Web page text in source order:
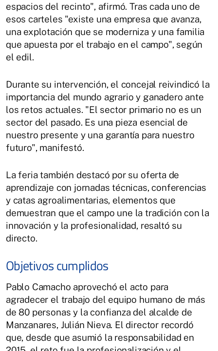
espacios del recinto", afirmó. Tras cada uno de
esos carteles "existe una empresa que avanza,
una explotación que se moderniza y una familia
que apuesta por el trabajo en el campo", según
el edil.
Durante su intervención, el concejal reivindicó la
importancia del mundo agrario y ganadero ante
los retos actuales. "El sector primario no es un
sector del pasado. Es una pieza esencial de
nuestro presente y una garantía para nuestro
futuro", manifestó.
La feria también destacó por su oferta de
aprendizaje con jornadas técnicas, conferencias
y catas agroalimentarias, elementos que
demuestran que el campo une la tradición con la
innovación y la profesionalidad, resaltó su
directo.
Objetivos cumplidos
Pablo Camacho aprovechó el acto para
agradecer el trabajo del equipo humano de más
de 80 personas y la confianza del alcalde de
Manzanares, Julián Nieva. El director recordó
que, desde que asumió la responsabilidad en